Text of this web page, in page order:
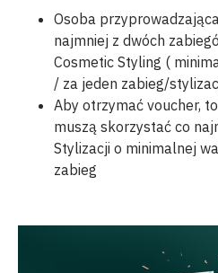
Osoba
najmniej z dwóch
Cosmetic Styling (
/ za jeden zabieg/
Aby otrzymać voucher,
muszą skorzystać co
Stylizacji o minimalnej
zabieg